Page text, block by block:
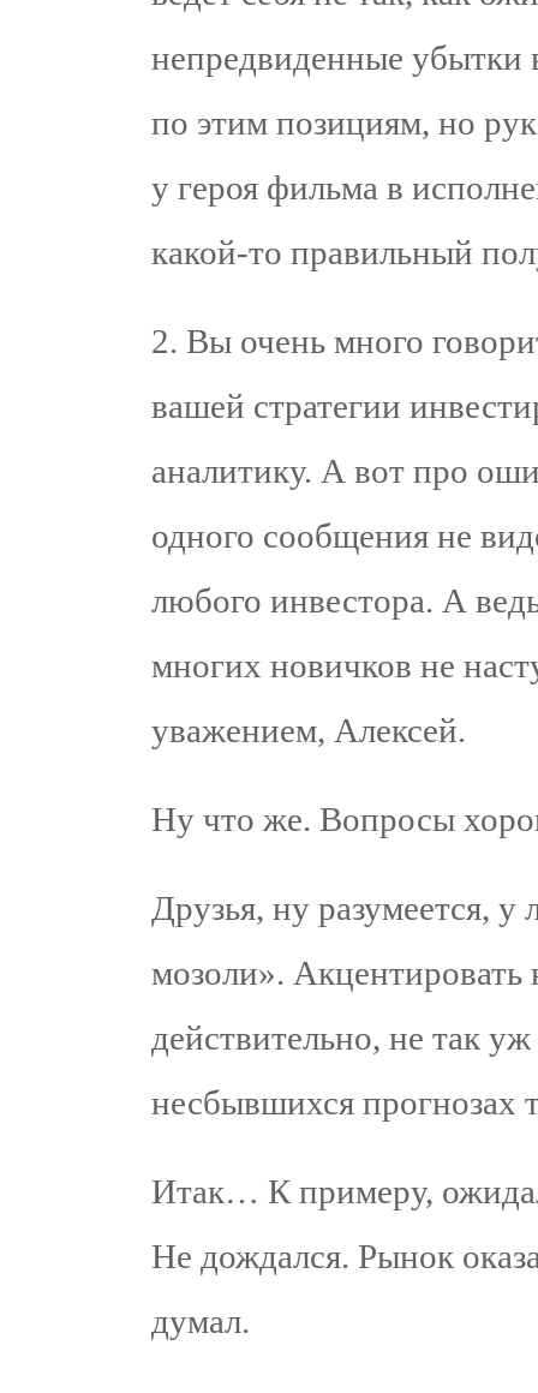
непредвиденные убытки
по этим позициям, но
у героя фильма в
какой-то правильный
2. Вы очень много
вашей стратегии
аналитику. А вот про
одного сообщения не
любого инвестора. А
многих новичков не
уважением, Алексей.
Ну что же. Вопросы
Друзья, ну разумеется,
мозоли».
действительно, не так
несбывшихся прогнозах
Итак… К примеру,
Не дождался. Рынок
думал.